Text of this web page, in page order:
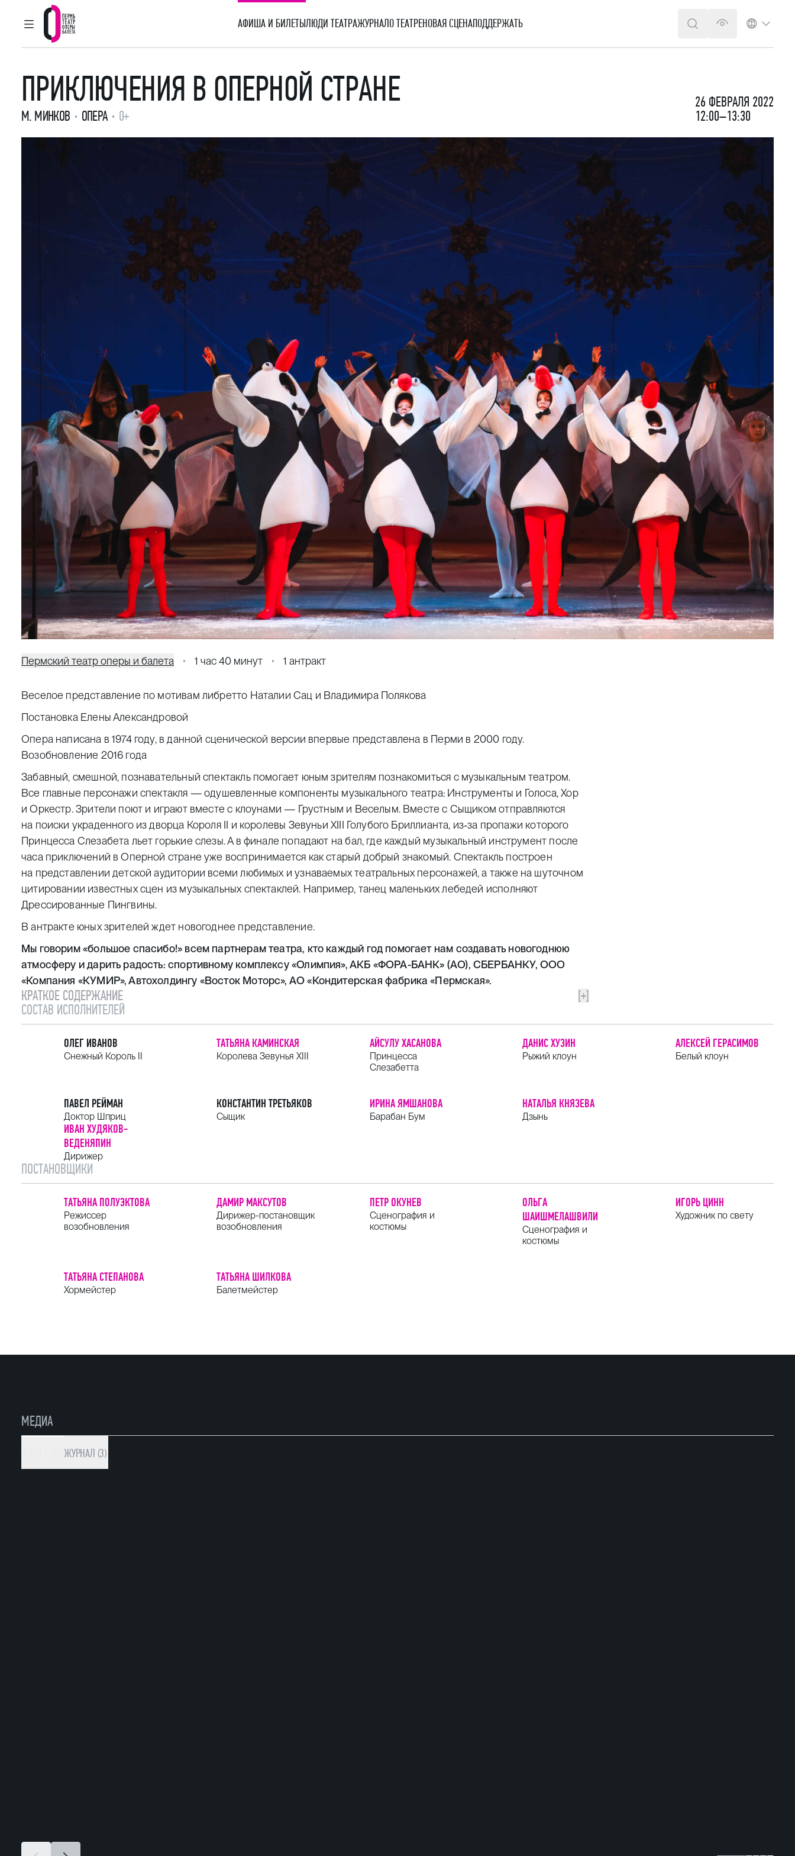
ГЛАВНОЕ МЕНЮ
Пермский театр оперы и балета
АФИША И БИЛЕТЫЛЮДИ ТЕАТРАЖУРНАЛО ТЕАТРЕНОВАЯ СЦЕНАПОДДЕРЖАТЬ ПОИСКВЕРСИЯ ДЛЯ
ЯЗЫК
ПРИКЛЮЧЕНИЯ В ОПЕРНОЙ СТРАНЕ
М. МИНКОВ ОПЕРА 0+
26 ФЕВРАЛЯ 2022
12:00–13:30
Пермский театр оперы и балета 1 час 40 минут 1 антракт
Веселое представление по мотивам либретто Наталии Сац и Владимира Полякова
Постановка Елены Александровой
Опера написана в 1974 году, в данной сценической версии впервые представлена в Перми в 2000 году.
Возобновление 2016 года
Забавный, смешной, познавательный спектакль помогает юным зрителям познакомиться с музыкальным театром.
Все главные персонажи спектакля — одушевленные компоненты музыкального театра: Инструменты и Голоса, Хор
и Оркестр. Зрители поют и играют вместе с клоунами — Грустным и Веселым. Вместе с Сыщиком отправляются
на поиски украденного из дворца Короля II и королевы Зевуньи XIII Голубого Бриллианта, из‑за пропажи которого
Принцесса Слезабета льет горькие слезы. А в финале попадают на бал, где каждый музыкальный инструмент после
часа приключений в Оперной стране уже воспринимается как старый добрый знакомый. Спектакль построен
на представлении детской аудитории всеми любимых и узнаваемых театральных персонажей, а также на шуточном
цитировании известных сцен из музыкальных спектаклей. Например, танец маленьких лебедей исполняют
Дрессированные Пингвины.
В антракте юных зрителей ждет новогоднее представление.
Мы говорим «большое спасибо!» всем партнерам театра, кто каждый год помогает нам создавать новогоднюю
атмосферу и дарить радость: спортивному комплексу «Олимпия», АКБ «ФОРА-БАНК» (АО), СБЕРБАНКУ, ООО
«Компания «КУМИР», Автохолдингу «Восток Моторс», АО «Кондитерская фабрика «Пермская».
КРАТКОЕ СОДЕРЖАНИЕ
[+]
СОСТАВ ИСПОЛНИТЕЛЕЙ
ОЛЕГ ИВАНОВ
Снежный Король II
ТАТЬЯНА КАМИНСКАЯ
Королева Зевунья XIII
АЙСУЛУ ХАСАНОВА
Принцесса
Слезабетта
ДАНИС ХУЗИН
Рыжий клоун
АЛЕКСЕЙ ГЕРАСИМОВ
Белый клоун
ПАВЕЛ РЕЙМАН
Доктор Шприц
КОНСТАНТИН ТРЕТЬЯКОВ
Сыщик
ИРИНА ЯМШАНОВА
Барабан Бум
НАТАЛЬЯ КНЯЗЕВА
Дзынь
ИВАН ХУДЯКОВ-
ВЕДЕНЯПИН
Дирижер
ПОСТАНОВЩИКИ
ТАТЬЯНА ПОЛУЭКТОВА
Режиссер
возобновления
ДАМИР МАКСУТОВ
Дирижер-постановщик
возобновления
ПЕТР ОКУНЕВ
Сценография и
костюмы
ОЛЬГА
ШАИШМЕЛАШВИЛИ
Сценография и
костюмы
ИГОРЬ ЦИНН
Художник по свету
ТАТЬЯНА СТЕПАНОВА
Хормейстер
ТАТЬЯНА ШИЛКОВА
Балетмейстер
МЕДИА
ЖУРНАЛ (3)